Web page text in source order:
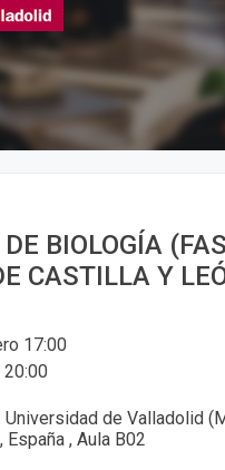
BIOLOGÍA
CASTILLA Y
17:00
20:00
Universidad de Valladolid
España , Aula B02